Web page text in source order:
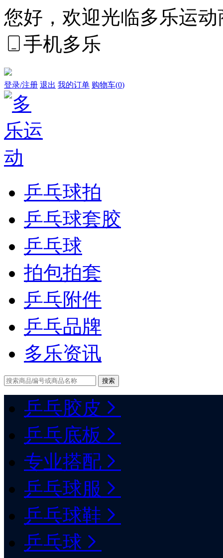
您好，欢迎光临多乐运动
手机多乐
登录/注册 退出 我的订单 购物车(0)
乒乓球拍
乒乓球套胶
乒乓球
拍包拍套
乒乓附件
乒乓品牌
多乐资讯
乒乓胶皮
乒乓底板
专业搭配
乒乓球服
乒乓球鞋
乒乓球